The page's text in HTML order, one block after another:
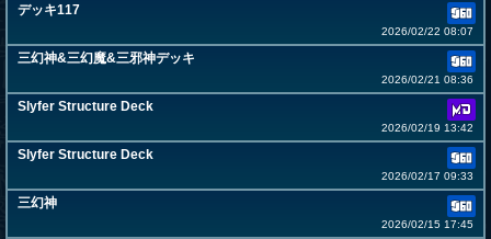
デッキ117
2026/02/22 08:07
三幻神&三幻魔&三邪神デッキ
2026/02/21 08:36
Slyfer Structure Deck
2026/02/19 13:42
Slyfer Structure Deck
2026/02/17 09:33
三幻神
2026/02/15 17:45